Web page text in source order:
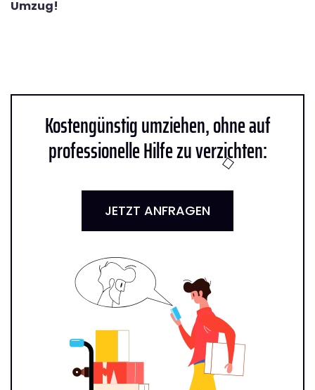
Umzug!
Kostengünstig umziehen, ohne auf
professionelle Hilfe zu verzichten:
JETZT ANFRAGEN